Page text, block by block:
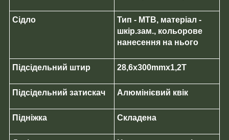
Сідло
Тип - MTB, матеріал -
шкір.зам., кольорове
нанесення на нього
Підсідельний штир 28,6х300mmх1,2T
Підсідельний затискач Алюмінієвий квік
Підніжка Складена